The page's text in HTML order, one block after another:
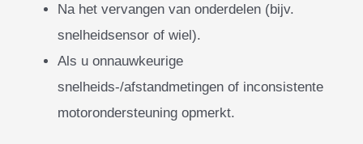
Na het vervangen van onderdelen (bijv.
snelheidsensor of wiel).
Als u onnauwkeurige
snelheids-/afstandmetingen of inconsistente
motorondersteuning opmerkt.